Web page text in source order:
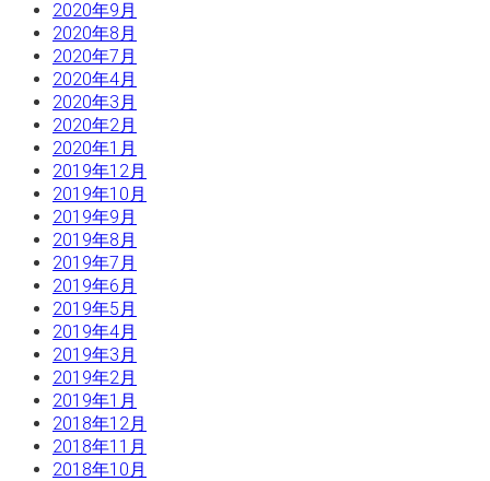
2020年9月
2020年8月
2020年7月
2020年4月
2020年3月
2020年2月
2020年1月
2019年12月
2019年10月
2019年9月
2019年8月
2019年7月
2019年6月
2019年5月
2019年4月
2019年3月
2019年2月
2019年1月
2018年12月
2018年11月
2018年10月